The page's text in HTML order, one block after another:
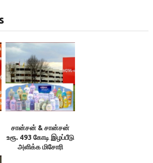
சான்சன் & சான்சன்
உரூ. 493 கோடி இழப்பீடு
அளிக்க மிசோரி